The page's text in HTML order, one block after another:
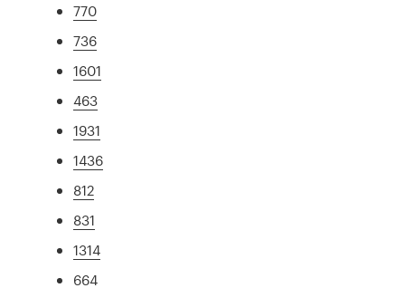
770
736
1601
463
1931
1436
812
831
1314
664